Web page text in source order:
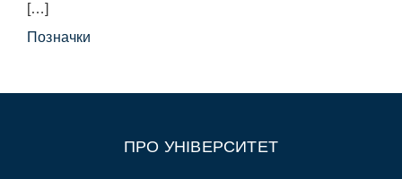
[…]
Позначки
ПРО УНІВЕРСИТЕТ